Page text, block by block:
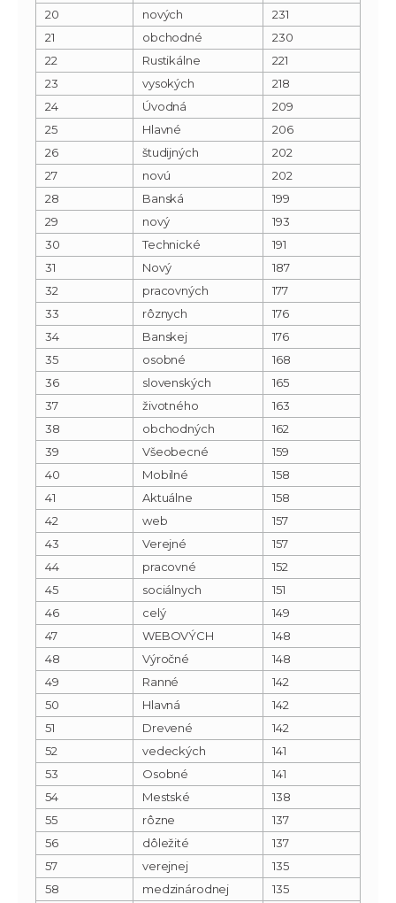
20
nových
231
21
obchodné
230
22
Rustikálne
221
23
vysokých
218
24
Úvodná
209
25
Hlavné
206
26
študijných
202
27
novú
202
28
Banská
199
29
nový
193
30
Technické
191
31
Nový
187
32
pracovných
177
33
rôznych
176
34
Banskej
176
35
osobné
168
36
slovenských
165
37
životného
163
38
obchodných
162
39
Všeobecné
159
40
Mobilné
158
41
Aktuálne
158
42
web
157
43
Verejné
157
44
pracovné
152
45
sociálnych
151
46
celý
149
47
WEBOVÝCH
148
48
Výročné
148
49
Ranné
142
50
Hlavná
142
51
Drevené
142
52
vedeckých
141
53
Osobné
141
54
Mestské
138
55
rôzne
137
56
dôležité
137
57
verejnej
135
58
medzinárodnej
135